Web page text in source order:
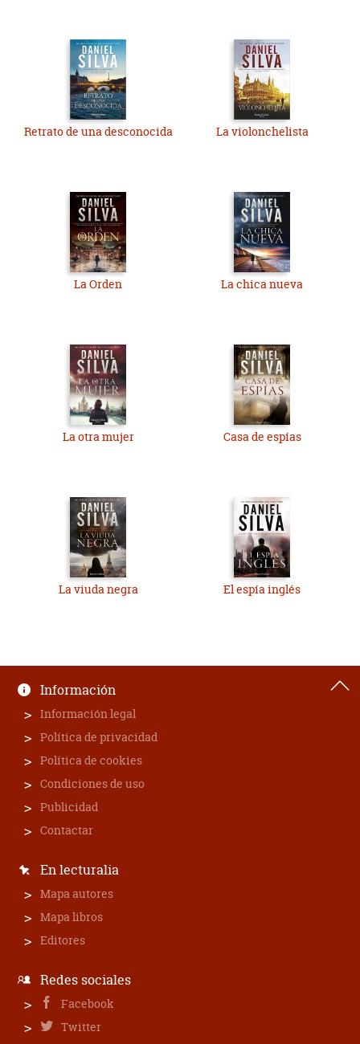
Retrato de una desconocida La violonchelista
La Orden La chica nueva
La otra mujer Casa de espías
La viuda negra El espía inglés
Información
Información legal
Política de privacidad
Política de cookies
Condiciones de uso
Publicidad
Contactar
En lecturalia
Mapa autores
Mapa libros
Editores
Redes sociales
Facebook
Twitter